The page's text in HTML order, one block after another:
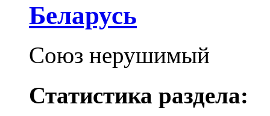
Беларусь
Союз нерушимый
Статистика раздела: